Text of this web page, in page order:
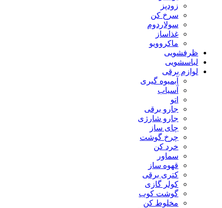
زودپز
سرخ کن
سولاردوم
غذاساز
ماکروویو
ظرفشویی
لباسشویی
لوازم برقی
آبمیوه گیری
آسیاب
اتو
جارو برقی
جارو شارژی
چای ساز
چرخ گوشت
خرد کن
سماور
قهوه ساز
کتری برقی
کولر گازی
گوشت کوب
مخلوط کن